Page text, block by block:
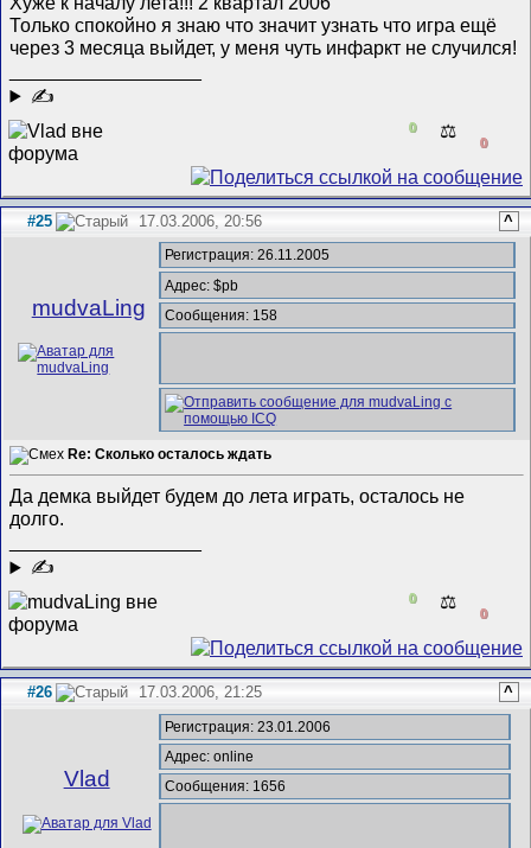
Только спокойно я знаю что значит узнать что игра ещё
через 3 месяца выйдет, у меня чуть инфаркт не случился!
✍
0 ⚖️
0
#25 17.03.2006, 20:56 ^
mudvaLing
Регистрация: 26.11.2005
Адрес: $pb
Сообщения: 158
Re: Сколько осталось ждать
Да демка выйдет будем до лета играть, осталось не
долго.
✍
0 ⚖️
0
#26 17.03.2006, 21:25 ^
Vlad
Регистрация: 23.01.2006
Адрес: online
Сообщения: 1656